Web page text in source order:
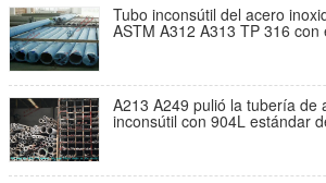
Tubo inconsútil del acero
ASTM A312 A313 TP 316 con
A213 A249 pulió la tubería de
inconsútil con 904L estándar